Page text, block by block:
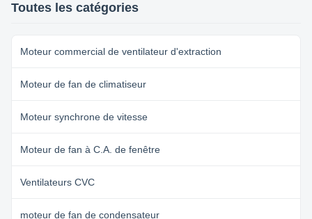
Toutes les catégories
Moteur commercial de ventilateur d'extraction
Moteur de fan de climatiseur
Moteur synchrone de vitesse
Moteur de fan à C.A. de fenêtre
Ventilateurs CVC
moteur de fan de condensateur